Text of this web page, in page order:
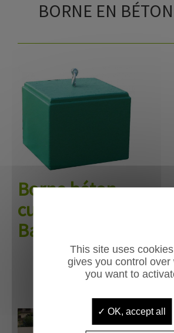
BORNE EN BÉTON
Borne béton
cubique
Barbat
This site uses
gives you control over
you want to
OK, accept all